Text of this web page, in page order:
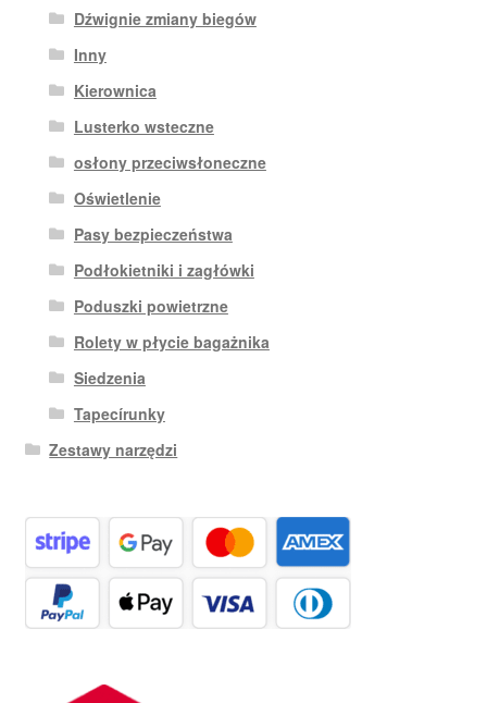
Dźwignie zmiany biegów
Inny
Kierownica
Lusterko wsteczne
osłony przeciwsłoneczne
Oświetlenie
Pasy bezpieczeństwa
Podłokietniki i zagłówki
Poduszki powietrzne
Rolety w płycie bagażnika
Siedzenia
Tapecírunky
Zestawy narzędzi